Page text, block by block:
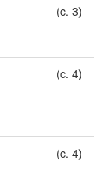
(c. 3)
(c. 4)
(c. 4)